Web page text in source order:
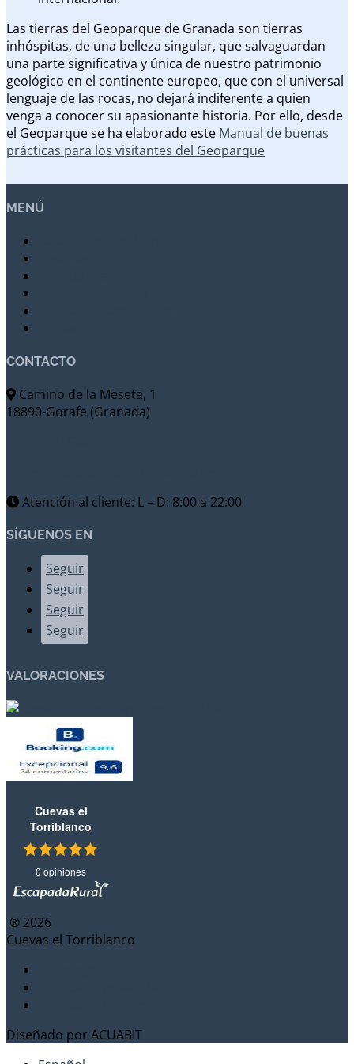
Las tierras del Geoparque de Granada son tierras
inhóspitas, de una belleza singular, que salvaguardan
una parte significativa y única de nuestro patrimonio
geológico en el continente europeo, que con el universal
lenguaje de las rocas, no dejará indiferente a quien
venga a conocer su apasionante historia. Por ello, desde
el Geoparque se ha elaborado este Manual de buenas
prácticas para los visitantes del Geoparque
MENÚ
CONTACTO
Camino de la Meseta, 1
18890-Gorafe (Granada)
Atención al cliente: L – D: 8:00 a 22:00
SÍGUENOS EN
Seguir
Seguir
Seguir
Seguir
VALORACIONES
Cuevas el
Torriblanco
0 opiniones
® 2026
Cuevas el Torriblanco
Diseñado por ACUABIT